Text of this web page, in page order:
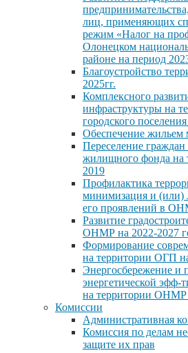
лиц, применяющих
режим «Налог на
Олонецком
районе на период
Благоустройство
2025гг.
Комплексного
инфраструктуры на
городского
Обеспечение жильем
Переселение граждан
жилищного фонда
2019
Профилактика
минимизация и (или)
его проявлений в
Развитие
ОНМР на 2022-2027
Формирование
на территории ОГП
Энергосбережение и
энергетической эфф-
на территории ОНМР
Комиссии
Административная
Комиссия по делам
защите их прав